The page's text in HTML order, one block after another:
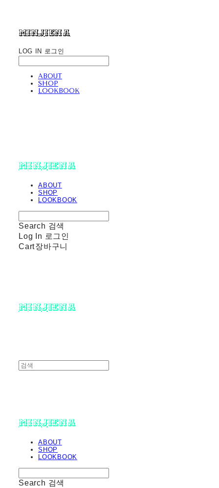
minjiena
LOG IN 로그인
ABOUT
SHOP
LOOKBOOK
minjiena
ABOUT
SHOP
LOOKBOOK
Search 검색
Log In 로그인
Cart장바구니
minjiena
minjiena
ABOUT
SHOP
LOOKBOOK
Search 검색